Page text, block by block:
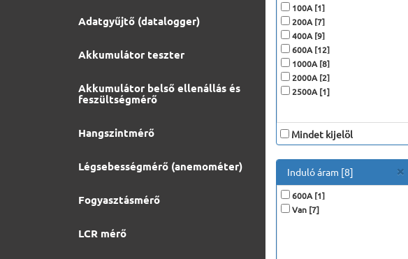
Adatgyűjtő (datalogger)
Akkumulátor teszter
Akkumulátor belső ellenállás és
feszültségmérő
Hangszintmérő
Légsebességmérő (anemométer)
Fogyasztásmérő
LCR mérő
100A [1]
200A [7]
400A [9]
600A [12]
1000A [8]
2000A [2]
2500A [1]
Mindet kijelöl
Induló áram [8] ×
600A [1]
Van [7]